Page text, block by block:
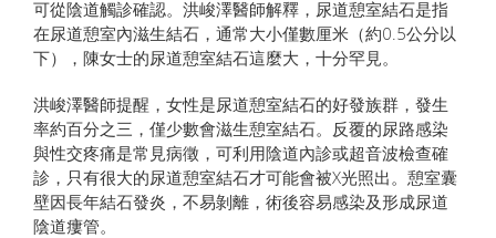
可從陰道觸診確認。洪峻澤醫師解釋，尿道憩室結石是指
在尿道憩室內滋生結石，通常大小僅數厘米（約0.5公分以
下），陳女士的尿道憩室結石這麼大，十分罕見。
洪峻澤醫師提醒，女性是尿道憩室結石的好發族群，發生
率約百分之三，僅少數會滋生憩室結石。反覆的尿路感染
與性交疼痛是常見病徵，可利用陰道內診或超音波檢查確
診，只有很大的尿道憩室結石才可能會被X光照出。憩室囊
壁因長年結石發炎，不易剝離，術後容易感染及形成尿道
陰道瘻管。